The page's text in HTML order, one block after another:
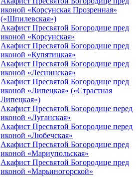
иконой «Корсунская Прозренная»
(«Шпилевская»)
Акафист Пресвятой Богородице пред
иконой «Корсунская»
Акафист Пресвятой Богородице пред
иконой «Купятицкая»
Акафист Пресвятой Богородице пред
иконой «Леснинская»
Акафист Пресвятой Богородице пред
иконой «Липецкая» («Страстная
Липецкая»)
Акафист Пресвятой Богородице перед
иконой «Луганская»
Акафист Пресвятой Богородице перед
иконой «Любечская»
Акафист Пресвятой Богородице пред
иконой «Мариупольская»
Акафист Пресвятой Богородице пред
иконой «Марьиногорской»